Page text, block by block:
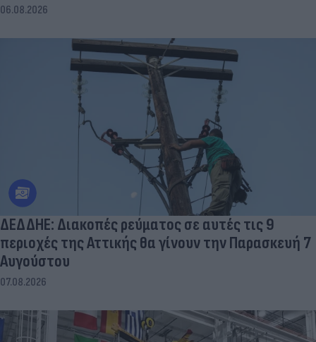
06.08.2026
ΔΕΔΔΗΕ: Διακοπές ρεύματος σε αυτές τις 9
περιοχές της Αττικής θα γίνουν την Παρασκευή 7
Αυγούστου
07.08.2026